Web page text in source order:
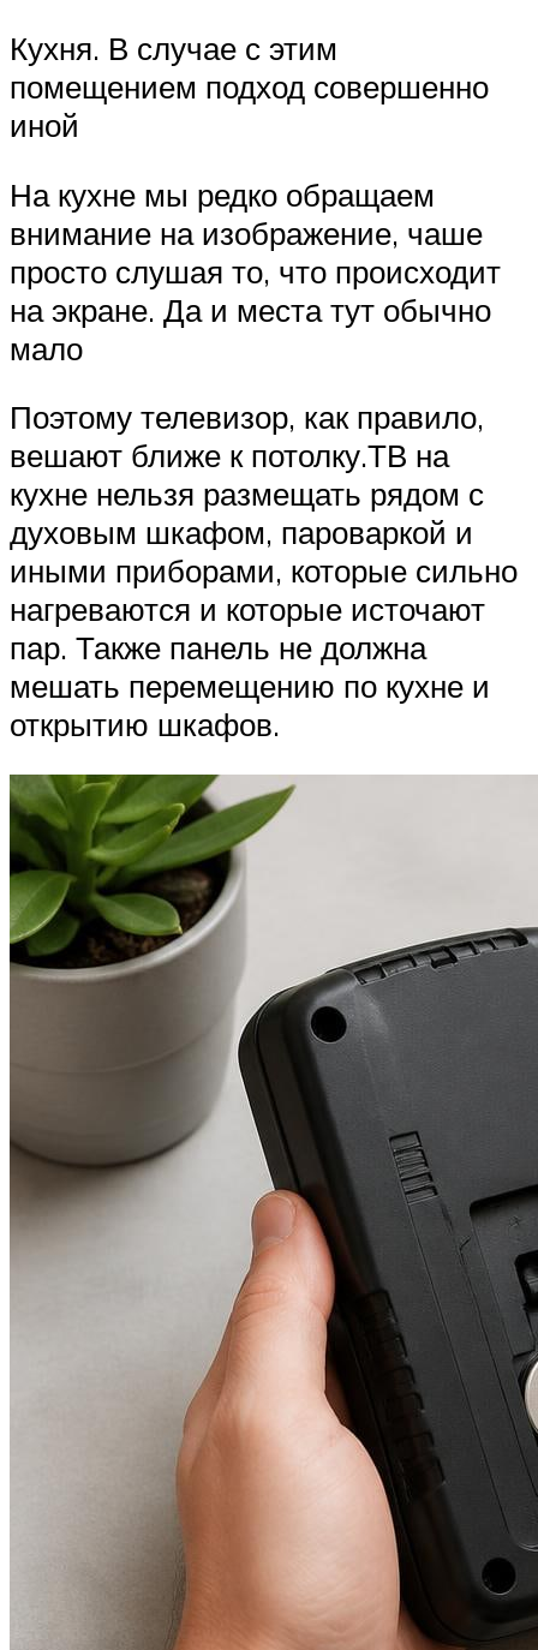
Кухня. В случае с этим
помещением подход совершенно
иной
На кухне мы редко обращаем
внимание на изображение, чаше
просто слушая то, что происходит
на экране. Да и места тут обычно
мало
Поэтому телевизор, как правило,
вешают ближе к потолку.ТВ на
кухне нельзя размещать рядом с
духовым шкафом, пароваркой и
иными приборами, которые сильно
нагреваются и которые источают
пар. Также панель не должна
мешать перемещению по кухне и
открытию шкафов.